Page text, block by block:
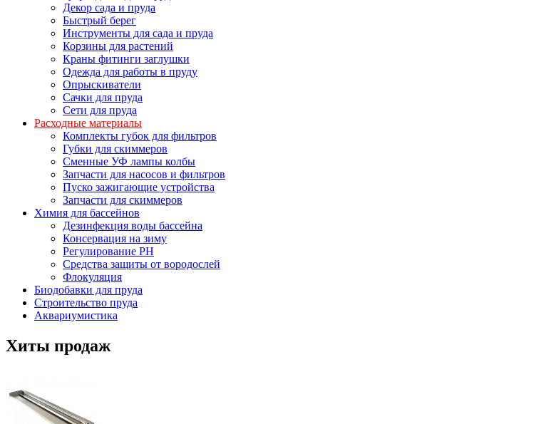
Декор сада и пруда
Быстрый берег
Инструменты для сада и пруда
Корзины для растений
Краны фитинги заглушки
Одежда для работы в пруду
Опрыскиватели
Сачки для пруда
Сети для пруда
Расходные материалы
Комплекты губок для фильтров
Губки для скиммеров
Сменные УФ лампы колбы
Запчасти для насосов и фильтров
Пуско зажигающие устройства
Запчасти для скиммеров
Химия для бассейнов
Дезинфекция воды бассейна
Консервация на зиму
Регулирование PH
Средства защиты от вородослей
Флокуляция
Биодобавки для пруда
Строительство пруда
Аквариумистика
Хиты продаж